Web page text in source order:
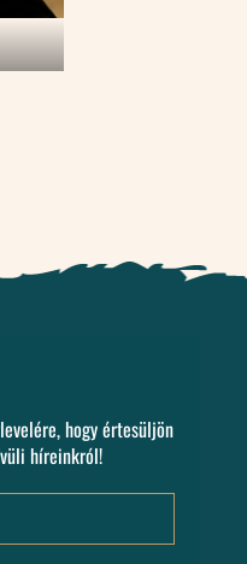
hogy értesüljön
híreinkról!